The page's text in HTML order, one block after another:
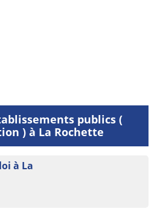
publics (
) à La Rochette
à La